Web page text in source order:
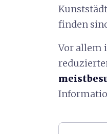
finden
Vor allem